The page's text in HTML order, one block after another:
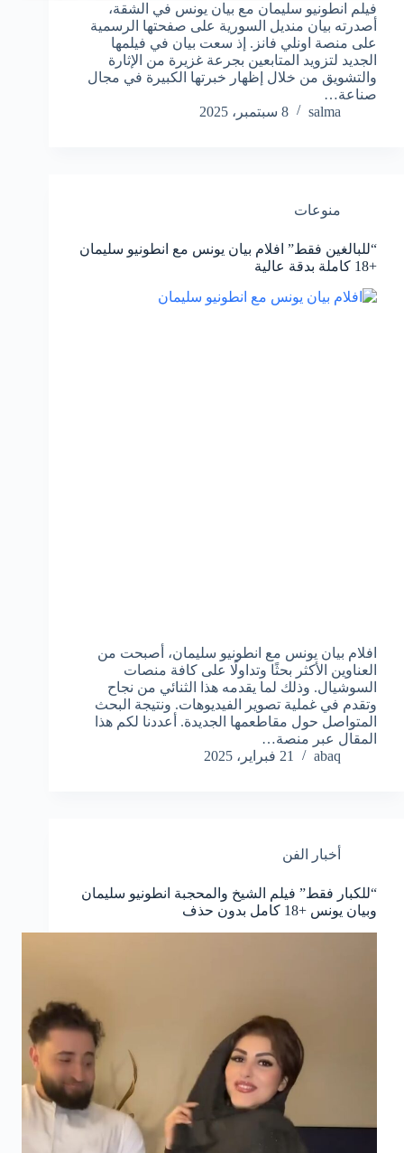
فيلم انطونيو سليمان مع بيان يونس في الشقة،
أصدرته بيان منديل السورية على صفحتها الرسمية
على منصة اونلي فانز. إذ سعت بيان في فيلمها
الجديد لتزويد المتابعين بجرعة غزيرة من الإثارة
والتشويق من خلال إظهار خبرتها الكبيرة في مجال
صناعة…
salma
8 سبتمبر، 2025
منوعات
“للبالغين فقط” افلام بيان يونس مع انطونيو سليمان
+18 كاملة بدقة عالية
افلام بيان يونس مع انطونيو سليمان، أصبحت من
العناوين الأكثر بحثًا وتداولًا على كافة منصات
السوشيال. وذلك لما يقدمه هذا الثنائي من نجاح
وتقدم في غملية تصوير الفيديوهات. ونتيجة البحث
المتواصل حول مقاطعمها الجديدة. أعددنا لكم هذا
المقال عبر منصة…
abaq
21 فبراير، 2025
أخبار الفن
“للكبار فقط” فيلم الشيخ والمحجبة انطونيو سليمان
وبيان يونس +18 كامل بدون حذف